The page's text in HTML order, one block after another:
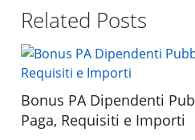
Related Posts
Bonus PA Dipendenti
Paga, Requisiti e Importi